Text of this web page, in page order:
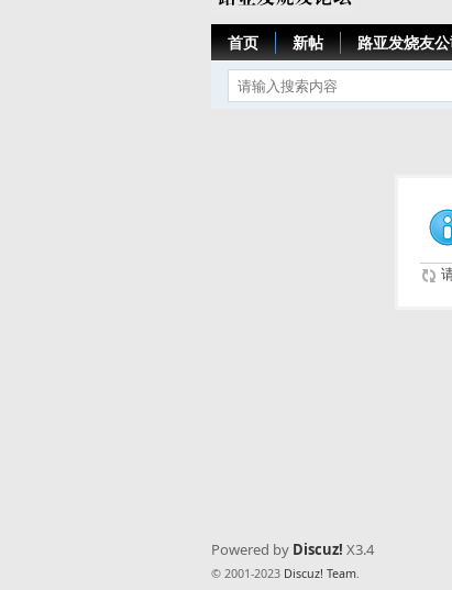
首页 新帖 路亚发烧友
Powered by Discuz! X3.4
© 2001-2023 Discuz! Team.